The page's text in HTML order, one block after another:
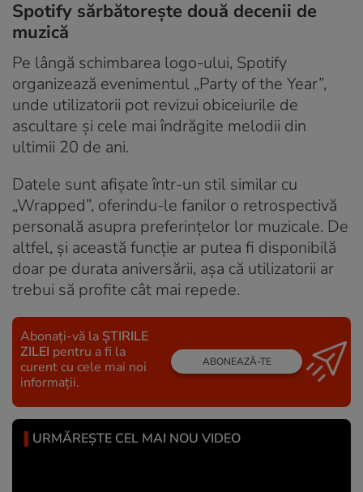
Spotify sărbătorește două decenii de
muzică
Pe lângă schimbarea logo-ului, Spotify
organizează evenimentul „Party of the Year”,
unde utilizatorii pot revizui obiceiurile de
ascultare și cele mai îndrăgite melodii din
ultimii 20 de ani.
Datele sunt afișate într-un stil similar cu
„Wrapped”, oferindu-le fanilor o retrospectivă
personală asupra preferințelor lor muzicale. De
altfel, și această funcție ar putea fi disponibilă
doar pe durata aniversării, așa că utilizatorii ar
trebui să profite cât mai repede.
Abonați-vă la ȘTIRILE
ZILEI pentru a fi la
curent cu cele mai noi
informații.
ABONEAZĂ-TE
URMĂREȘTE CEL MAI NOU VIDEO